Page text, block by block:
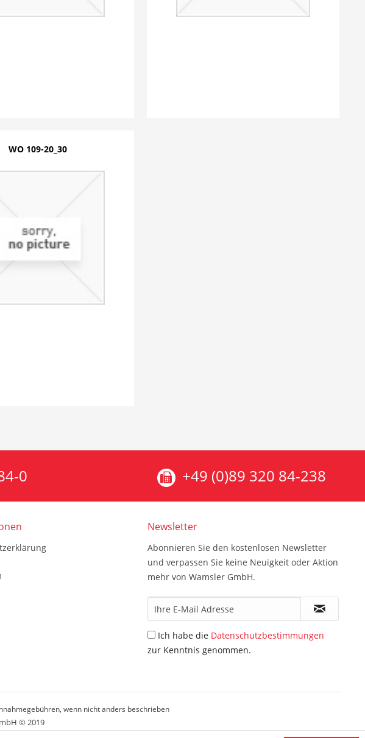
WO 109-20_30
0 +49 (0)89 320 84-238
Newsletter
Abonnieren Sie den kostenlosen Newsletter
und verpassen Sie keine Neuigkeit oder Aktion
mehr von Wamsler GmbH.
Ich habe die Datenschutzbestimmungen
zur Kenntnis genommen.
wenn nicht anders beschrieben
© 2019